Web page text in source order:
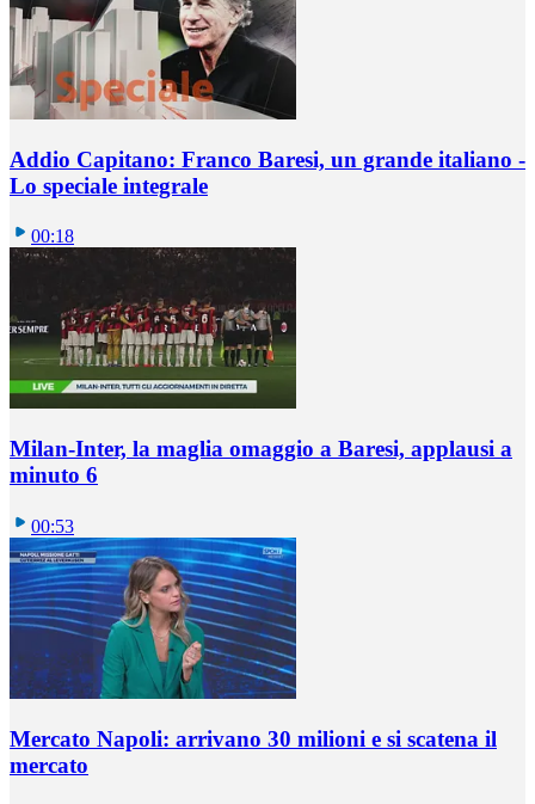
Addio Capitano: Franco Baresi, un grande italiano -
Lo speciale integrale
00:18
Milan-Inter, la maglia omaggio a Baresi, applausi a
minuto 6
00:53
Mercato Napoli: arrivano 30 milioni e si scatena il
mercato